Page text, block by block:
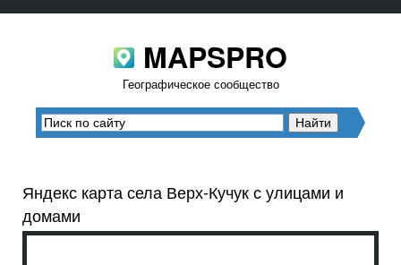
MAPSPRO
Географическое сообщество
Яндекс карта села Верх-Кучук с улицами и
домами